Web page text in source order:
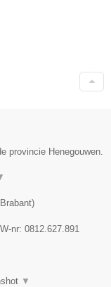
provincie Henegouwen.
)
nr: ​0812.627.891
▼